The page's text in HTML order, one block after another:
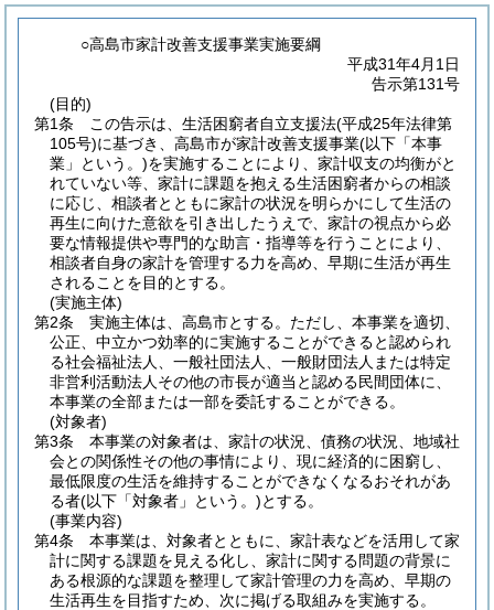
○高島市家計改善支援事業実施要綱
平成31年4月1日
告示第131号
(目的)
第1条
この告示は、生活困窮者自立支援法(平成25年法律第
105号)に基づき、高島市が家計改善支援事業(以下「本事
業」という。)を実施することにより、家計収支の均衡がと
れていない等、家計に課題を抱える生活困窮者からの相談
に応じ、相談者とともに家計の状況を明らかにして生活の
再生に向けた意欲を引き出したうえで、家計の視点から必
要な情報提供や専門的な助言・指導等を行うことにより、
相談者自身の家計を管理する力を高め、早期に生活が再生
されることを目的とする。
(実施主体)
第2条
実施主体は、高島市とする。 ただし、本事業を適切、
公正、中立かつ効率的に実施することができると認められ
る社会福祉法人、一般社団法人、一般財団法人または特定
非営利活動法人その他の市長が適当と認める民間団体に、
本事業の全部または一部を委託することができる。
(対象者)
第3条
本事業の対象者は、家計の状況、債務の状況、地域社
会との関係性その他の事情により、現に経済的に困窮し、
最低限度の生活を維持することができなくなるおそれがあ
る者(以下「対象者」という。)とする。
(事業内容)
第4条
本事業は、対象者とともに、家計表などを活用して家
計に関する課題を見える化し、家計に関する問題の背景に
ある根源的な課題を整理して家計管理の力を高め、早期の
生活再生を目指すため、次に掲げる取組みを実施する。